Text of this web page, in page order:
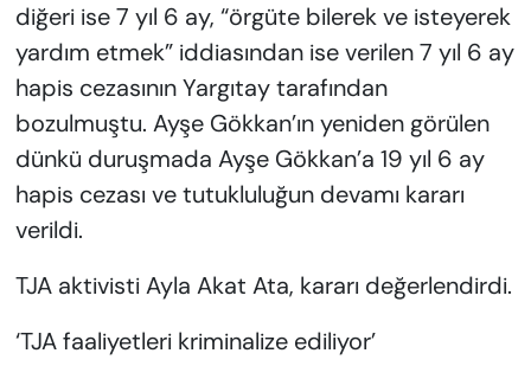
diğeri ise 7 yıl 6 ay, “örgüte bilerek ve isteyerek
yardım etmek” iddiasından ise verilen 7 yıl 6 ay
hapis cezasının Yargıtay tarafından
bozulmuştu. Ayşe Gökkan’ın yeniden görülen
dünkü duruşmada Ayşe Gökkan’a 19 yıl 6 ay
hapis cezası ve tutukluluğun devamı kararı
verildi.
TJA aktivisti Ayla Akat Ata, kararı değerlendirdi.
‘TJA faaliyetleri kriminalize ediliyor’